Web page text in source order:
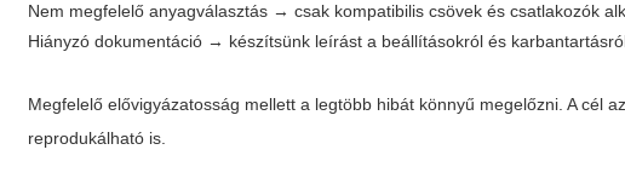
Nem megfelelő anyagválasztás → csak kompatibilis csövek és csatlakozók
Hiányzó dokumentáció → készítsünk leírást a beállításokról és
Megfelelő elővigyázatosság mellett a legtöbb hibát könnyű megelőzni. A cél
reprodukálható is.